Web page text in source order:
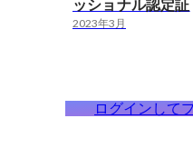
ッショナル認定証
2023年3月
ログインして